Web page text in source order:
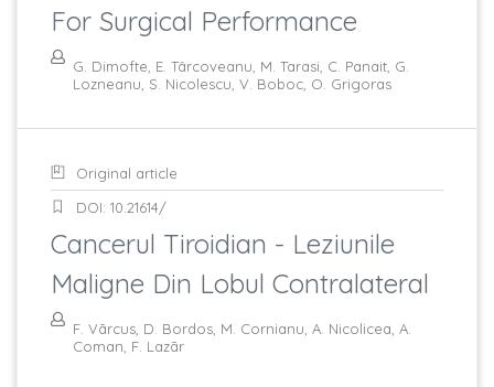
For Surgical Performance
G. Dimofte, E. Târcoveanu, M. Tarasi, C. Panait, G.
Lozneanu, S. Nicolescu, V. Boboc, O. Grigoras
Original article
DOI: 10.21614/
Cancerul Tiroidian - Leziunile
Maligne Din Lobul Contralateral
F. Vãrcus, D. Bordos, M. Cornianu, A. Nicolicea, A.
Coman, F. Lazãr